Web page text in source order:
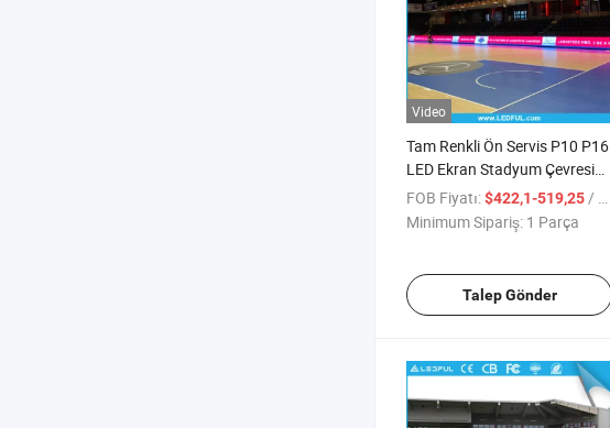
Video
Tam Renkli Ön Servis P10 P16
LED Ekran Stadyum Çevresi
LED Ekranı
FOB Fiyatı:$422,1-519,25 / Parça
Minimum Sipariş: 1 Parça
Talep Gönder